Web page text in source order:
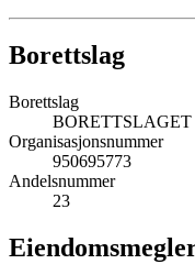
Borettslag
Borettslag
Organisasjonsnummer
950695773
Andelsnummer
23